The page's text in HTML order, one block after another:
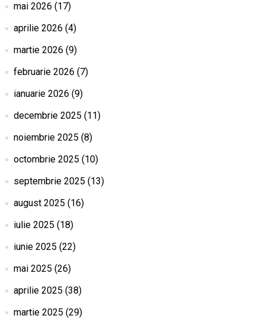
mai 2026 (17)
aprilie 2026 (4)
martie 2026 (9)
februarie 2026 (7)
ianuarie 2026 (9)
decembrie 2025 (11)
noiembrie 2025 (8)
octombrie 2025 (10)
septembrie 2025 (13)
august 2025 (16)
iulie 2025 (18)
iunie 2025 (22)
mai 2025 (26)
aprilie 2025 (38)
martie 2025 (29)